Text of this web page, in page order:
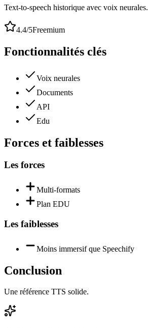
Text-to-speech historique avec voix neurales.
4.4/5Freemium
Fonctionnalités clés
Voix neurales
Documents
API
Edu
Forces et faiblesses
Les forces
Multi-formats
Plan EDU
Les faiblesses
Moins immersif que Speechify
Conclusion
Une référence TTS solide.